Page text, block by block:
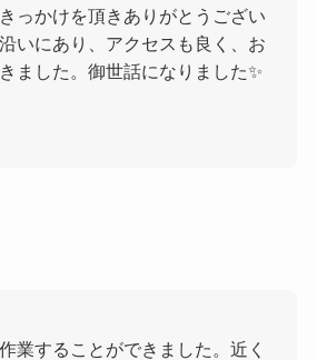
っかけを頂きありがとうござい
いにあり、アクセスも良く、お
ました。御世話になりました✨
業することができました。近く